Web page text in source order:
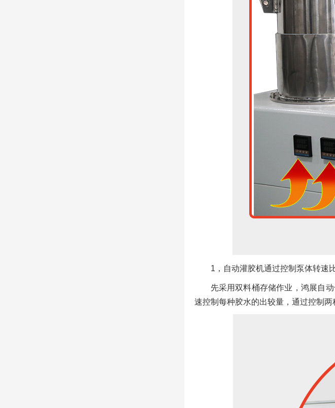
1，自动灌胶机通过控制泵体转速
先采用双料桶存储作业，鸿展自
速控制每种胶水的出较量，通过控制